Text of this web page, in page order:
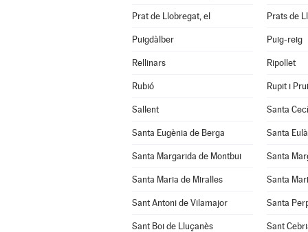
Prat de Llobregat, el Prats de
Puigdàlber Puig-reig
Rellinars Ripollet
Rubió Rupit i
Sallent Santa
Santa Eugènia de Berga Santa
Santa Margarida de Montbui Santa
Santa Maria de Miralles Santa
Sant Antoni de Vilamajor Santa
Sant Boi de Lluçanès Sant